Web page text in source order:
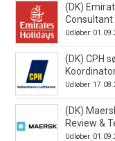
(DK)
Udløber:
(DK) CPH
Udløber:
(DK)
Review &
Udløber: